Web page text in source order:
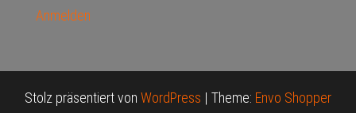
Anmelden
Stolz präsentiert von WordPress | Theme: Envo Shopper